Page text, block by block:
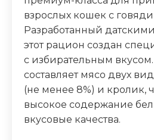
Аналитический
протеин – 30%, жир –
3,5%, зола – 8%,
– 1,8%, фосфор – 1,2%,
МЕ/кг, витамин D – 500
– 45 мг/кг
взрослых кошек с
Разработанный
этот рацион создан
с избирательным
составляет мясо двух
(не менее 8%) и кролик,
высокое содержание
вкусовые качества.